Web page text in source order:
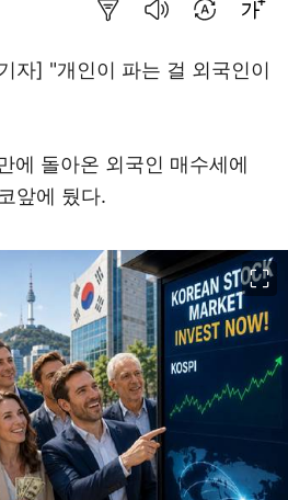
자] "개인이 파는 걸 외국인이
에 돌아온 외국인 매수세에
앞에 뒀다.